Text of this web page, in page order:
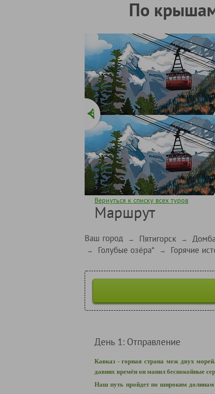
По
Вернуться к списку всех туров
Маршрут
Ваш город → Пятигорск →
→ Голубые озёра* → Горячие
День 1: Отправление
Кавказ - горная страна меж двух
давних времён он манил беспокойные
Наш путь пройдет по широким долинам